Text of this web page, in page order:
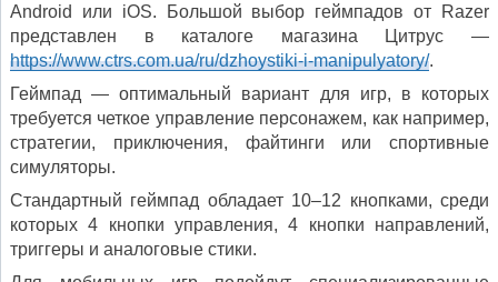
Android или iOS. Большой выбор геймпадов от Razer
представлен в каталоге магазина Цитрус —
https://www.ctrs.com.ua/ru/dzhoystiki-i-manipulyatory/.
Геймпад — оптимальный вариант для игр, в которых
требуется четкое управление персонажем, как например,
стратегии, приключения, файтинги или спортивные
симуляторы.
Стандартный геймпад обладает 10–12 кнопками, среди
которых 4 кнопки управления, 4 кнопки направлений,
триггеры и аналоговые стики.